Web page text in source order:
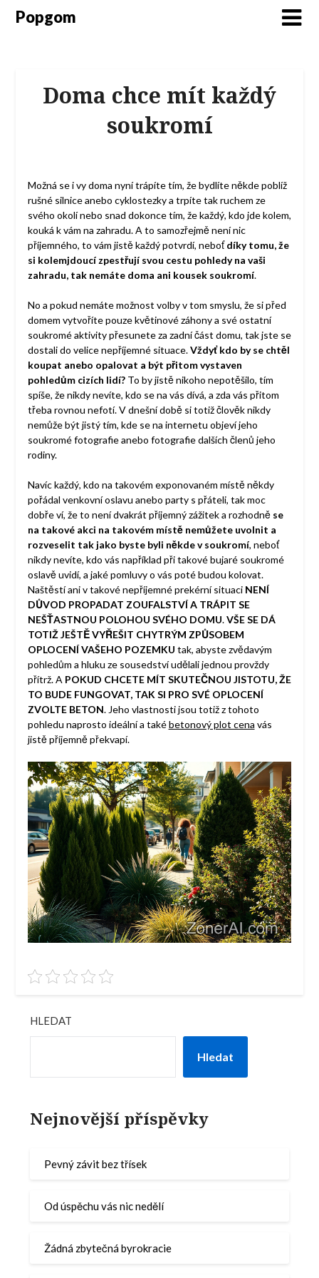
Popgom
Doma chce mít každý
soukromí
Možná se i vy doma nyní trápíte tím, že bydlíte někde poblíž
rušné silnice anebo cyklostezky a trpíte tak ruchem ze
svého okolí nebo snad dokonce tím, že každý, kdo jde kolem,
kouká k vám na zahradu. A to samozřejmě není nic
příjemného, to vám jistě každý potvrdí, neboťdíky tomu, že
si kolemjdoucí zpestřují svou cestu pohledy na vaši
zahradu, tak nemáte doma ani kousek soukromí.
No a pokud nemáte možnost volby v tom smyslu, že si před
domem vytvoříte pouze květinové záhony a své ostatní
soukromé aktivity přesunete za zadní část domu, tak jste se
dostali do velice nepříjemné situace.Vždyť kdo by se chtěl
koupat anebo opalovat a být přitom vystaven
pohledům cizích lidí?To by jistě nikoho nepotěšilo, tím
spíše, že nikdy nevíte, kdo se na vás dívá, a zda vás přitom
třeba rovnou nefotí. V dnešní době si totiž člověk nikdy
nemůže být jistý tím, kde se na internetu objeví jeho
soukromé fotografie anebo fotografie dalších členů jeho
rodiny.
Navíc každý, kdo na takovém exponovaném místě někdy
pořádal venkovní oslavu anebo party s přáteli, tak moc
dobře ví, že to není dvakrát příjemný zážitek a rozhodně se
na takové akci na takovém místě nemůžete uvolnit a
rozveselit tak jako byste byli někde v soukromí, neboť
nikdy nevíte, kdo vás například při takové bujaré soukromé
oslavě uvidí, a jaké pomluvy o vás poté budou kolovat.
Naštěstí ani v takové nepříjemné prekérní situaci NENÍ
DŮVOD PROPADAT ZOUFALSTVÍ A TRÁPIT SE
NEŠŤASTNOU POLOHOU SVÉHO DOMU.VŠE SE DÁ
TOTIŽ JEŠTĚ VYŘEŠIT CHYTRÝM ZPŮSOBEM
OPLOCENÍ VAŠEHO POZEMKU tak, abyste zvědavým
pohledům a hluku ze sousedství udělali jednou provždy
přítrž. A POKUD CHCETE MÍT SKUTEČNOU JISTOTU, ŽE
TO BUDE FUNGOVAT, TAK SI PRO SVÉ OPLOCENÍ
ZVOLTE BETON. Jeho vlastnosti jsou totiž z tohoto
pohledu naprosto ideální a takébetonový plot cena vás
jistě příjemně překvapí.
HLEDAT
Hledat
Nejnovější příspěvky
Pevný závit bez třísek
Od úspěchu vás nic nedělí
Žádná zbytečná byrokracie